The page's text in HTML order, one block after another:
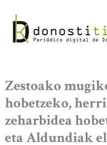
contenido
Zestoako
hobetzeko,
zeharbidea
eta Aldundiak